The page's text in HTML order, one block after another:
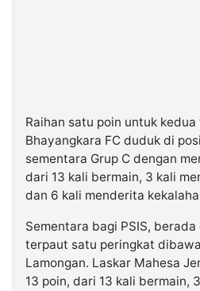
Raihan satu poin untuk
Bhayangkara FC duduk di
sementara Grup C dengan
dari 13 kali bermain, 3 kali
dan 6 kali menderita
Sementara bagi PSIS,
terpaut satu peringkat
Lamongan. Laskar Mahesa
13 poin, dari 13 kali bermain,